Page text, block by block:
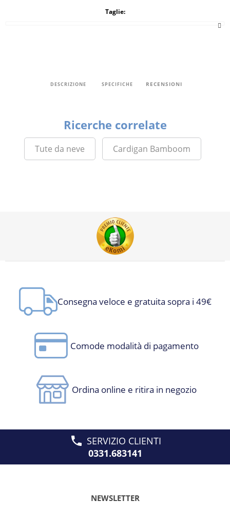
Taglie:
DESCRIZIONE SPECIFICHE RECENSIONI
Ricerche correlate
Tute da neve Cardigan Bamboom
Consegna veloce e gratuita sopra i 49€
Comode modalità di pagamento
Ordina online e ritira in negozio
SERVIZIO CLIENTI
0331.683141
NEWSLETTER